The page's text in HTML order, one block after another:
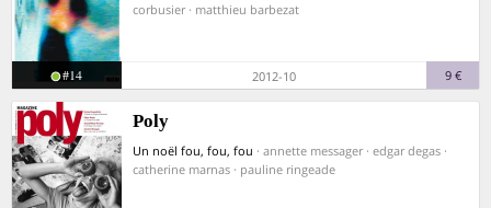
corbusier · matthieu barbezat
#14 2012-10 9 €
Poly
Un noël fou, fou, fou · annette messager · edgar degas ·
catherine marnas · pauline ringeade